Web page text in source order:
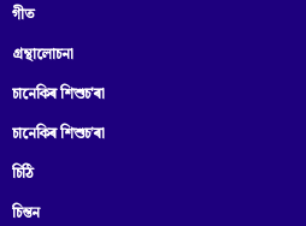
গীত
গ্ৰন্থালোচনা
চানেকিৰ শিশুচ'ৰা
চানেকিৰ শিশুচ’ৰা
চিঠি
চিন্তন